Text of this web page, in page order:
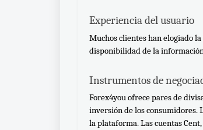
Experiencia del usuario
Muchos clientes han elogiado
disponibilidad de la
Instrumentos de
Forex4you ofrece pares de
inversión de los consumidores.
la plataforma. Las cuentas